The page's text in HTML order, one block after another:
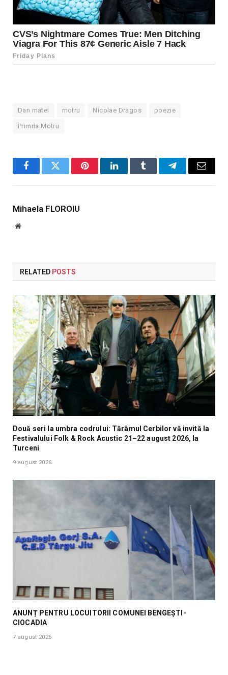
Dan matei motru Nicolae Dragos poezie
Primria Motru
FacebookTwitter PinterestLinkedInTumblr TelegramEmail
Mihaela FLOROIU
Website
RELATED POSTS
Două seri la umbra codrului: Tărâmul Cerbilor vă invită la
Festivalului Folk & Rock Acustic 21–22 august 2026, la
Turceni
9 august 2026
ANUNȚ PENTRU LOCUITORII COMUNEI BENGEȘTI-
CIOCADIA
7 august 2026